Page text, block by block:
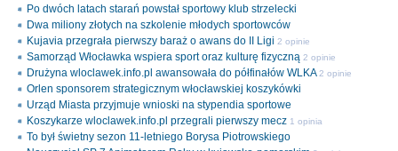
Po dwóch latach starań powstał sportowy klub strzelecki
Dwa miliony złotych na szkolenie młodych sportowców
Kujavia przegrała pierwszy baraż o awans do II Ligi 2 opinie
Samorząd Włocławka wspiera sport oraz kulturę fizyczną 2 opinie
Drużyna wloclawek.info.pl awansowała do półfinałów WLKA 2 opinie
Orlen sponsorem strategicznym włocławskiej koszykówki
Urząd Miasta przyjmuje wnioski na stypendia sportowe
Koszykarze wloclawek.info.pl przegrali pierwszy mecz 1 opinia
To był świetny sezon 11-letniego Borysa Piotrowskiego